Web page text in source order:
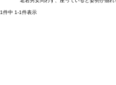
1件中 1-1件表示